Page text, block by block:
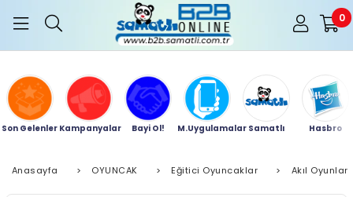
0
Son Gelenler Kampanyalar Bayi Ol! M.Uygulamalar Samatlı Hasbro
Anasayfa > OYUNCAK > Eğitici Oyuncaklar > Akıl Oyunları